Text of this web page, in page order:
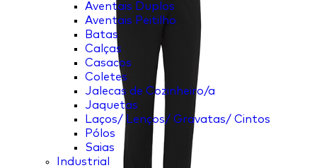
Aventais Duplos
Aventais Peitilho
Batas
Calças
Casacos
Coletes
Jalecas de Cozinheiro/a
Jaquetas
Laços/ Lenços/ Gravatas/ Cintos
Pólos
Saias
Industrial